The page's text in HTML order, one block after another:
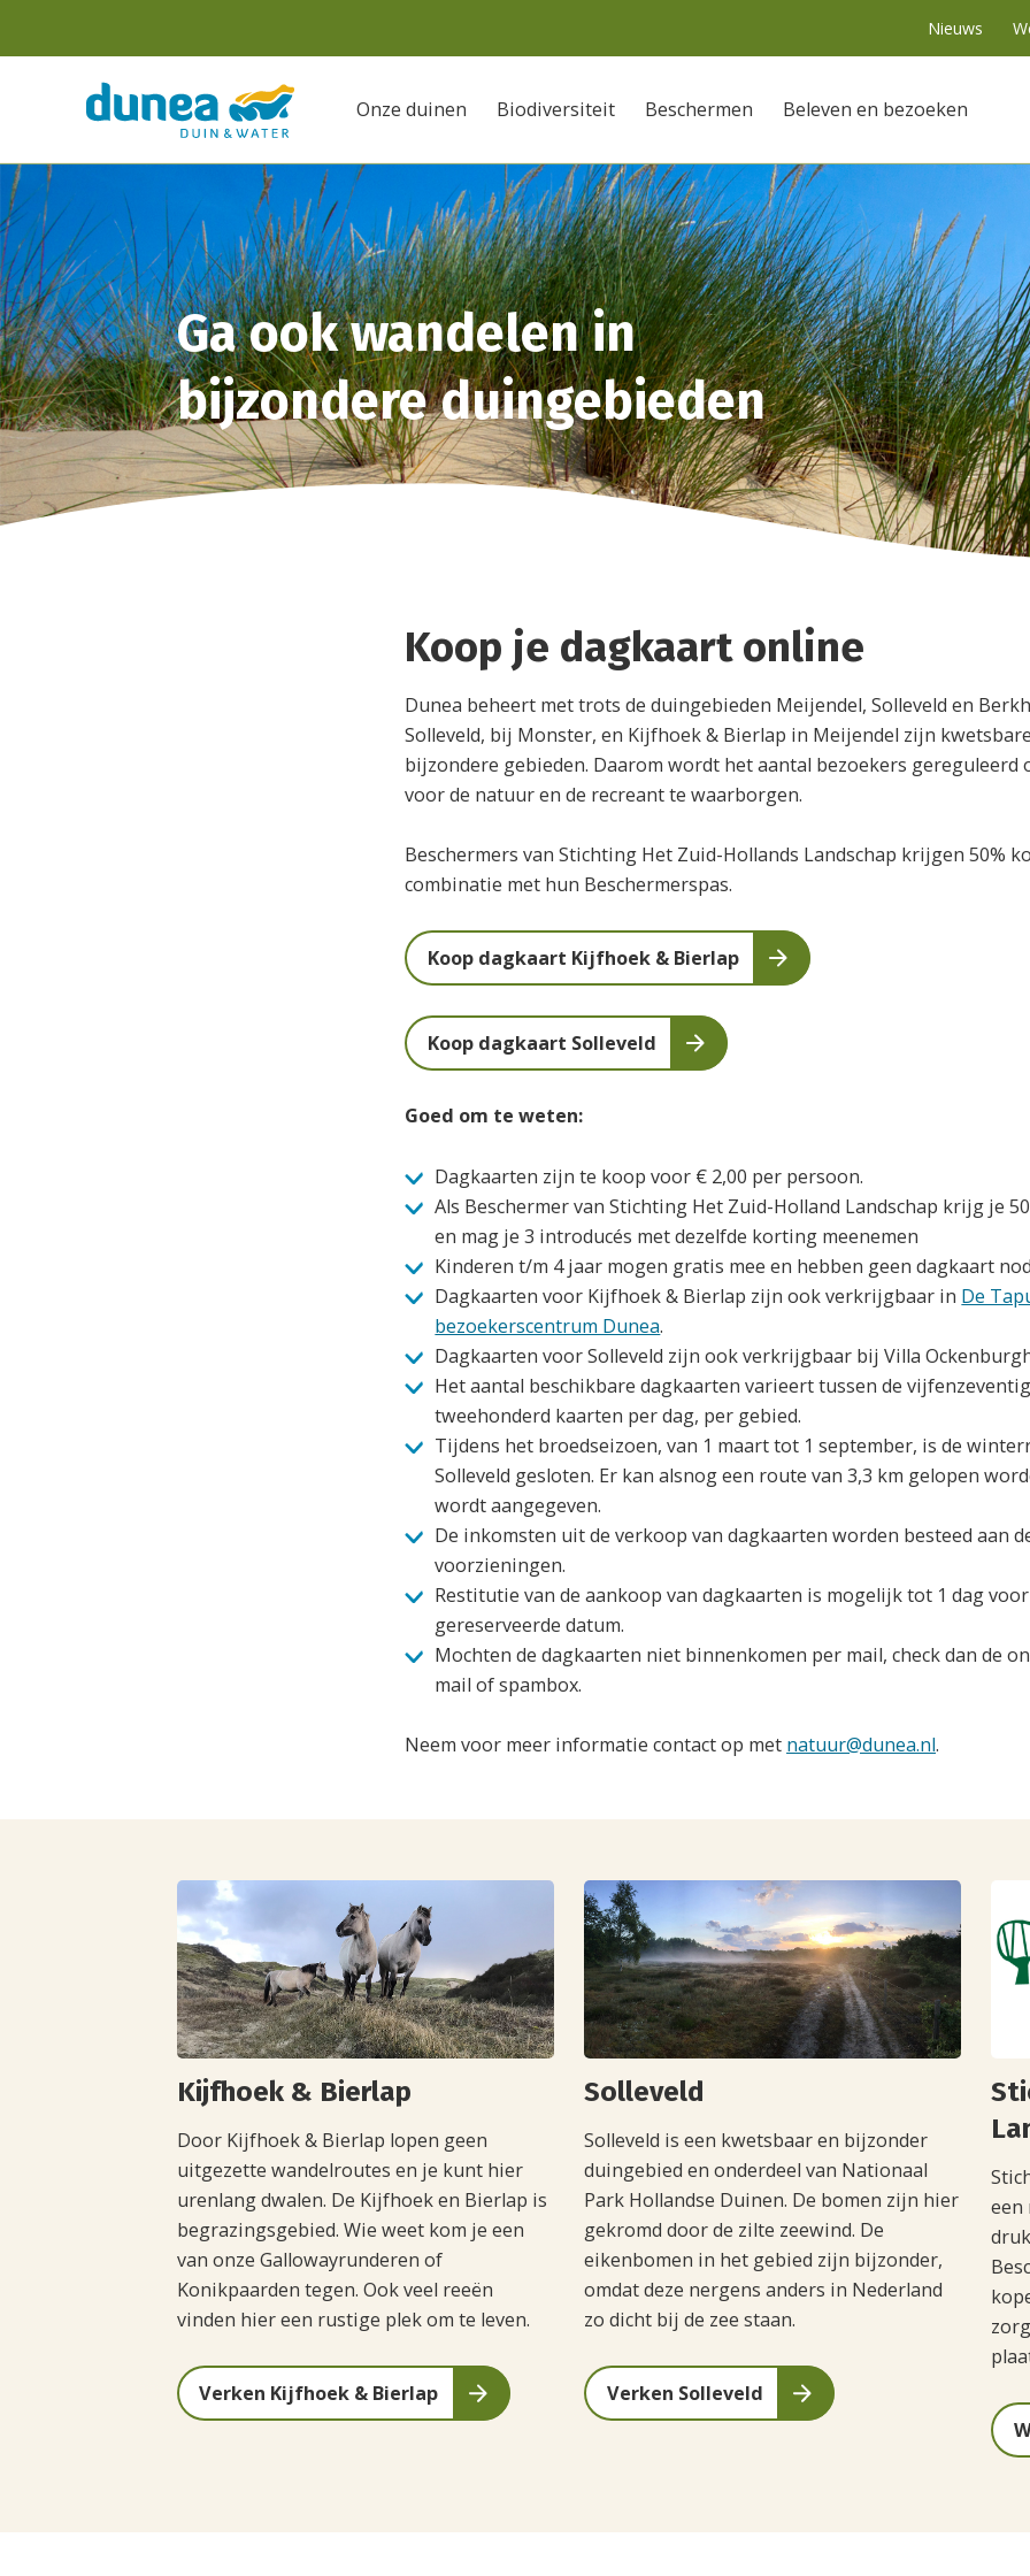
Nieuws
Onze duinen Biodiversiteit Beschermen Beleven en bezoeken
Waarmee
kunnen
u
helpen?
Ga ook wandelen in
bijzondere duingebieden
Koop je dagkaart online
Dunea beheert met trots de duingebieden Meijendel, Solleveld en
Solleveld, bij Monster, en Kijfhoek & Bierlap in Meijendel zijn
bijzondere gebieden. Daarom wordt het aantal bezoekers gereguleerd
voor de natuur en de recreant te waarborgen.
Beschermers van Stichting Het Zuid-Hollands Landschap krijgen 50%
combinatie met hun Beschermerspas.
Koop dagkaart Kijfhoek & Bierlap
Koop dagkaart Solleveld
Goed om te weten:
Dagkaarten zijn te koop voor € 2,00 per persoon.
Als Beschermer van Stichting Het Zuid-Holland Landschap krijg je
en mag je 3 introducés met dezelfde korting meenemen
Kinderen t/m 4 jaar mogen gratis mee en hebben geen dagkaart
Dagkaarten voor Kijfhoek & Bierlap zijn ook verkrijgbaar in De
bezoekerscentrum Dunea.
Dagkaarten voor Solleveld zijn ook verkrijgbaar bij Villa
Het aantal beschikbare dagkaarten varieert tussen de
tweehonderd kaarten per dag, per gebied.
Tijdens het broedseizoen, van 1 maart tot 1 september, is de
Solleveld gesloten. Er kan alsnog een route van 3,3 km gelopen
wordt aangegeven.
De inkomsten uit de verkoop van dagkaarten worden besteed aan
voorzieningen.
Restitutie van de aankoop van dagkaarten is mogelijk tot 1 dag
gereserveerde datum.
Mochten de dagkaarten niet binnenkomen per mail, check dan de
mail of spambox.
Neem voor meer informatie contact op met natuur@dunea.nl.
Kijfhoek & Bierlap
Door Kijfhoek & Bierlap lopen geen
uitgezette wandelroutes en je kunt hier
urenlang dwalen. De Kijfhoek en Bierlap is
begrazingsgebied. Wie weet kom je een
van onze Gallowayrunderen of
Konikpaarden tegen. Ook veel reeën
vinden hier een rustige plek om te leven.
Verken Kijfhoek & Bierlap
Solleveld
Solleveld is een kwetsbaar en bijzonder
duingebied en onderdeel van Nationaal
Park Hollandse Duinen. De bomen zijn hier
gekromd door de zilte zeewind. De
eikenbomen in het gebied zijn bijzonder,
omdat deze nergens anders in Nederland
zo dicht bij de zee staan.
Verken Solleveld
een